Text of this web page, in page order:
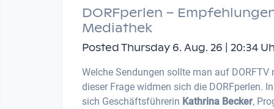
DORFperlen –
Mediathek
Posted Thursday 6. Aug. 26 | 20:34
Welche Sendungen sollte man auf DORFTV
dieser Frage widmen sich die DORFperlen.
sich Geschäftsführerin Kathrina Becker,